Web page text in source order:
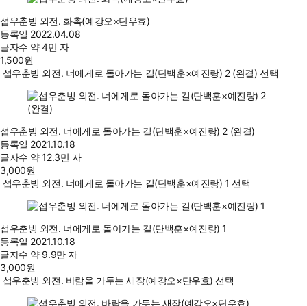
섭우춘빙 외전. 화촉(예강오×단우효)
등록일 2022.04.08
글자수 약 4만 자
1,500원
섭우춘빙 외전. 너에게로 돌아가는 길(단백훈×예진랑) 2 (완결) 선택
섭우춘빙 외전. 너에게로 돌아가는 길(단백훈×예진랑) 2 (완결)
등록일 2021.10.18
글자수 약 12.3만 자
3,000원
섭우춘빙 외전. 너에게로 돌아가는 길(단백훈×예진랑) 1 선택
섭우춘빙 외전. 너에게로 돌아가는 길(단백훈×예진랑) 1
등록일 2021.10.18
글자수 약 9.9만 자
3,000원
섭우춘빙 외전. 바람을 가두는 새장(예강오×단우효) 선택